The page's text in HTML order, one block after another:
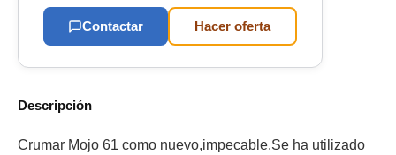
Contactar Hacer oferta
Descripción
Crumar Mojo 61 como nuevo,impecable.Se ha utilizado